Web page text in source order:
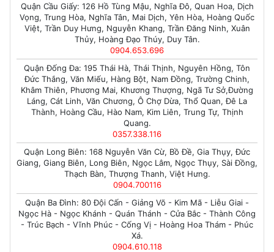
Quận Cầu Giấy: 126 Hồ Tùng Mậu, Nghĩa Đô, Quan Hoa, Dịch
Vọng, Trung Hòa, Nghĩa Tân, Mai Dịch, Yên Hòa, Hoàng Quốc
Việt, Trần Duy Hưng, Nguyễn Khang, Trần Đăng Ninh, Xuân
Thủy, Hoàng Đạo Thúy, Duy Tân.
0904.653.696
Quận Đống Đa: 195 Thái Hà, Thái Thịnh, Nguyên Hồng, Tôn
Đức Thắng, Văn Miếu, Hàng Bột, Nam Đồng, Trường Chinh,
Khâm Thiên, Phương Mai, Khương Thượng, Ngã Tư Sở,Đường
Láng, Cát Linh, Văn Chương, Ô Chợ Dừa, Thổ Quan, Đê La
Thành, Hoàng Cầu, Hào Nam, Kim Liên, Trung Tự, Thịnh
Quang.
0357.338.116
Quận Long Biên: 168 Nguyễn Văn Cừ, Bồ Đề, Gia Thụy, Đức
Giang, Giang Biên, Long Biên, Ngọc Lâm, Ngọc Thụy, Sài Đồng,
Thạch Bàn, Thượng Thanh, Việt Hưng.
0904.700116
Quận Ba Đình: 80 Đội Cấn - Giảng Võ - Kim Mã - Liễu Giai -
Ngọc Hà - Ngọc Khánh - Quán Thánh - Cửa Bắc - Thành Công
- Trúc Bạch - Vĩnh Phúc - Cống Vị - Hoàng Hoa Thám - Phúc
Xá.
0904.610.118